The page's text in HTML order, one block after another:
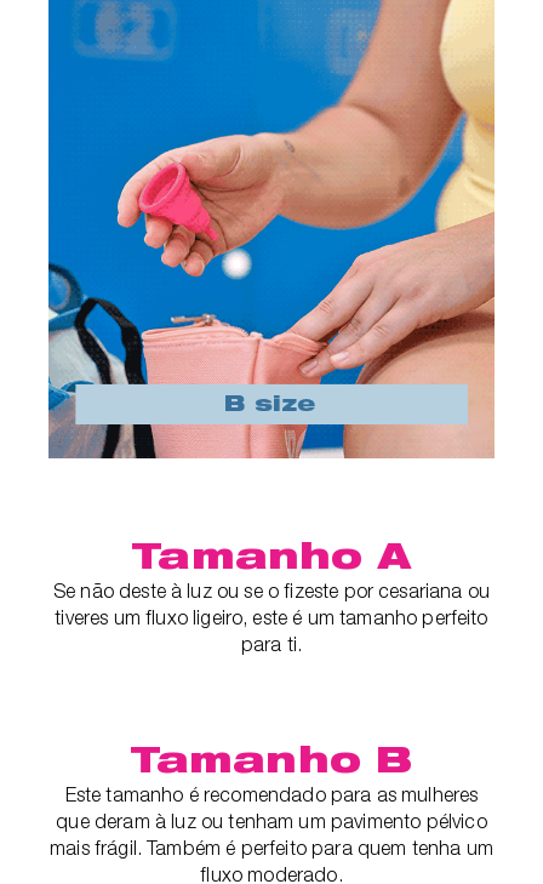
Tamanho A
Se não deste à luz ou se o fizeste por cesariana ou
tiveres um fluxo ligeiro, este é um tamanho perfeito
para ti.
Tamanho B
Este tamanho é recomendado para as mulheres
que deram à luz ou tenham um pavimento pélvico
mais frágil. Também é perfeito para quem tenha um
fluxo moderado.